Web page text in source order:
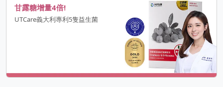
甘露糖增量4倍!
UTCare義大利專利5隻益生菌